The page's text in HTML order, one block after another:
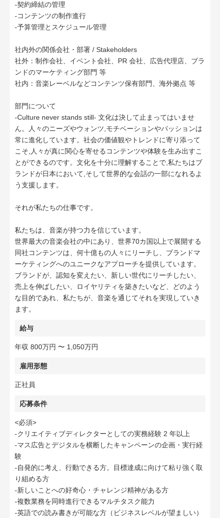
-契約締結の管理
-コンテンツの制作進行
-予算管理とスケジュール管理
社内外の関係会社・部署 / Stakeholders
社外：制作会社、イベント会社、PR 会社、広告代理店、ブラ
ンドのマーケティング部門 等
社内：音楽レーベルなどコンテンツ保有部門、海外拠点 等
部門について
-Culture never stands still- 文化は決して止まってはいませ
ん。人々のニーズやウォンツ,モチベーションやパッションは
常に進化しています。社会の価値観やトレンドに寄り添って
こそ,人々が真に関心を寄せるコンテンツや体験を生み出すこ
とができるのです。文化を十分に理解することで,私たちはブ
ランドが日本において,そして世界的な会話の一部になれるよ
う支援します。
それが私たちの仕事です。
私たちは、音楽が持つ力を信じています。
世界最大の音楽会社の中にあり、世界70カ国以上で展開する
同社コンテンツは、何十億もの人々にリーチし、ブランドマ
ーケティングへのユニークなアプローチを提供しています。
ブランドが、認知を変えたい、新しい世代にリーチしたい、
売上を伸ばしたい、ロイヤリティを築きたいなど、どのよう
な目的であれ、私たちが、音楽を通じてそれを実現していき
ます。
給与
年収 800万円 〜 1,050万円
雇用形態
正社員
応募条件
<必須>
-クリエイティブディレクターとしての実務経験 2 年以上
-マス広告とデジタルを横断したキャンペーンの企画・実行経
験
-自発的に考え、行動できる方。目標達成に向けて粘り強く取
り組める方
-新しいことへの好奇心・チャレンジ精神がある方
-複数業務を同時進行できるマルチタスク能力
-英語での読み書きが可能な方（ビジネスレベルが望ましい）